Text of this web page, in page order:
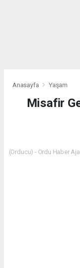
Anasayfa Yaşam
Misafir
(Orducu) - Ordu Haber